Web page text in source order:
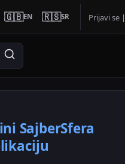
🇬🇧EN 🇷🇸SR Prijavi se |
SajberSfera